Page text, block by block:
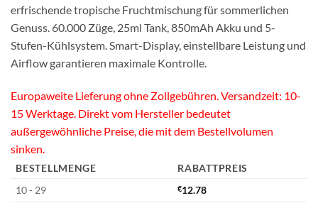
erfrischende tropische Fruchtmischung für sommerlichen
Genuss. 60.000 Züge, 25ml Tank, 850mAh Akku und 5-
Stufen-Kühlsystem. Smart-Display, einstellbare Leistung und
Airflow garantieren maximale Kontrolle.
Europaweite Lieferung ohne Zollgebühren. Versandzeit: 10-
15 Werktage. Direkt vom Hersteller bedeutet
außergewöhnliche Preise, die mit dem Bestellvolumen
sinken.
BESTELLMENGE
RABATTPREIS
10 - 29
€12.78